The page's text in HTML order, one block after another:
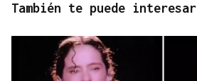
También te puede interesar